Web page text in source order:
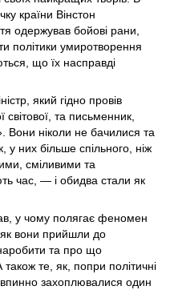
країни Вінстон
одержував бойові рани,
політики умиротворення
що їх насправді
який гідно провів
світової, та письменник,
Вони ніколи не бачилися та
у них більше спільного, ніж
сміливими та
час, — і обидва стали як
у чому полягає феномен
вони прийшли до
та про що
також те, як, попри політичні
захоплювалися один